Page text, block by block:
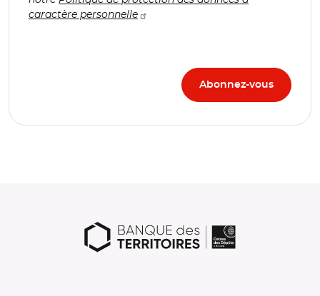
caractère personnelle